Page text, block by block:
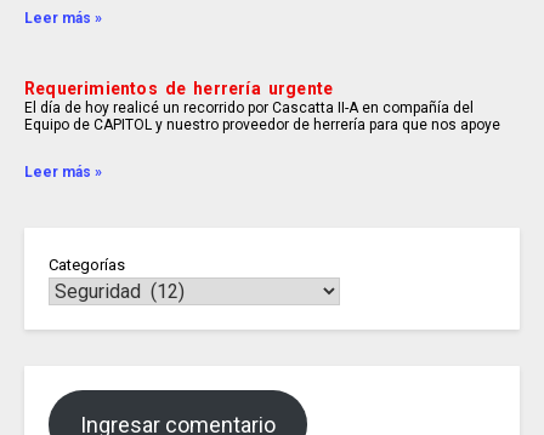
Leer más »
Requerimientos de herrería urgente
El día de hoy realicé un recorrido por Cascatta II-A en compañía del
Equipo de CAPITOL y nuestro proveedor de herrería para que nos apoye
Leer más »
Categorías
Ingresar comentario